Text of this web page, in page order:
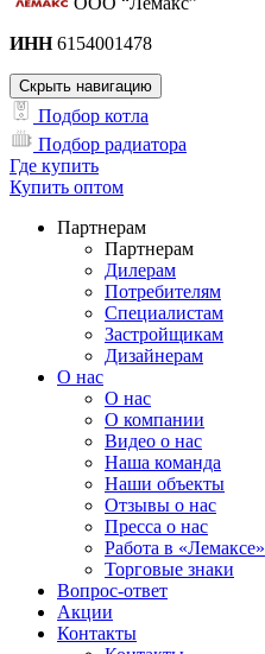
ИНН6154001478
Скрыть навигацию
Подбор котла
Подбор радиатора
Где купить
Купить оптом
Партнерам
Партнерам
Дилерам
Потребителям
Специалистам
Застройщикам
Дизайнерам
О нас
О нас
О компании
Видео о нас
Наша команда
Наши объекты
Отзывы о нас
Пресса о нас
Работа в «Лемаксе»
Торговые знаки
Вопрос-ответ
Акции
Контакты